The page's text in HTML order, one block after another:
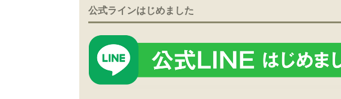
公式ラインはじめました